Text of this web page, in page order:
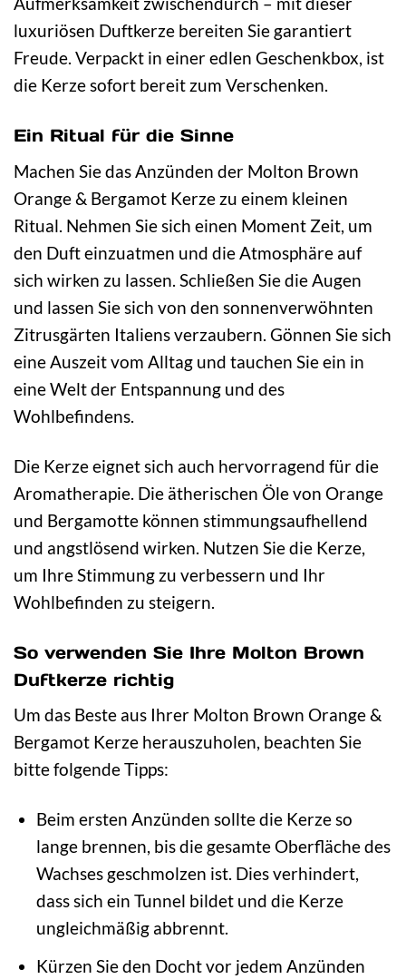
luxuriösen Duftkerze bereiten Sie garantiert
Freude. Verpackt in einer edlen Geschenkbox, ist
die Kerze sofort bereit zum Verschenken.
Ein Ritual für die Sinne
Machen Sie das Anzünden der Molton Brown
Orange & Bergamot Kerze zu einem kleinen
Ritual. Nehmen Sie sich einen Moment Zeit, um
den Duft einzuatmen und die Atmosphäre auf
sich wirken zu lassen. Schließen Sie die Augen
und lassen Sie sich von den sonnenverwöhnten
Zitrusgärten Italiens verzaubern. Gönnen Sie sich
eine Auszeit vom Alltag und tauchen Sie ein in
eine Welt der Entspannung und des
Wohlbefindens.
Die Kerze eignet sich auch hervorragend für die
Aromatherapie. Die ätherischen Öle von Orange
und Bergamotte können stimmungsaufhellend
und angstlösend wirken. Nutzen Sie die Kerze,
um Ihre Stimmung zu verbessern und Ihr
Wohlbefinden zu steigern.
So verwenden Sie Ihre Molton Brown
Duftkerze richtig
Um das Beste aus Ihrer Molton Brown Orange &
Bergamot Kerze herauszuholen, beachten Sie
bitte folgende Tipps:
Beim ersten Anzünden sollte die Kerze so
lange brennen, bis die gesamte Oberfläche des
Wachses geschmolzen ist. Dies verhindert,
dass sich ein Tunnel bildet und die Kerze
ungleichmäßig abbrennt.
Kürzen Sie den Docht vor jedem Anzünden